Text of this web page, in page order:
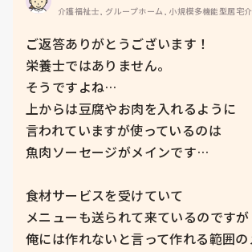
介護福祉士, グループホーム, 小規模多機能型居宅
ご返答ありがとうございます！
栄養士ではありません。
そうですよね…
上からは豆腐やお肉を入れるように
言われていますが使っているのは
魚肉ソーセージがメインです…
食材サービスを受けていて
メニューも送られて来ているのですが
俺には作れないと言って作れる範囲